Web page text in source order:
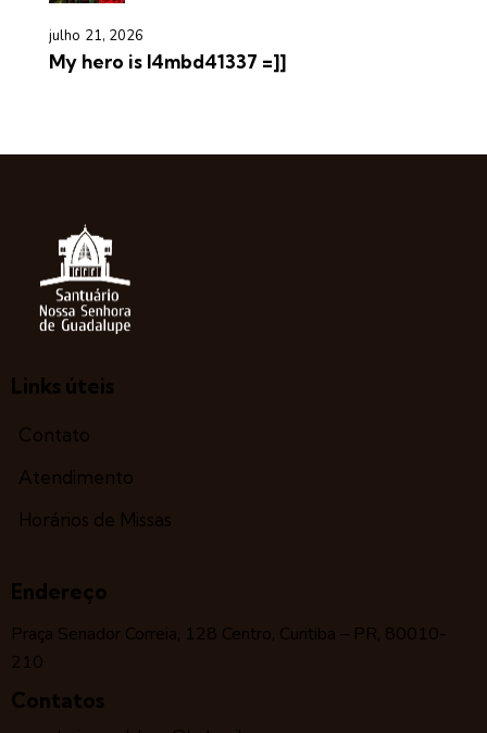
julho 21, 2026
My hero is l4mbd41337 =]]
Links úteis
Contato
Atendimento
Horários de Missas
Endereço
Praça Senador Correia, 128 Centro, Curitiba – PR, 80010-
210
Contatos